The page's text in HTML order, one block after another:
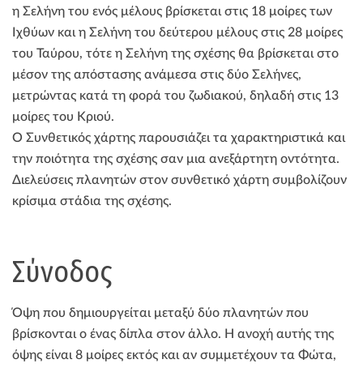
η Σελήνη του ενός μέλους βρίσκεται στις 18 μοίρες των
Ιχθύων και η Σελήνη του δεύτερου μέλους στις 28 μοίρες
του Ταύρου, τότε η Σελήνη της σχέσης θα βρίσκεται στο
μέσον της απόστασης ανάμεσα στις δύο Σελήνες,
μετρώντας κατά τη φορά του ζωδιακού, δηλαδή στις 13
μοίρες του Κριού.
Ο Συνθετικός χάρτης παρουσιάζει τα χαρακτηριστικά και
την ποιότητα της σχέσης σαν μια ανεξάρτητη οντότητα.
Διελεύσεις πλανητών στον συνθετικό χάρτη συμβολίζουν
κρίσιμα στάδια της σχέσης.
Σύνοδος
Όψη που δημιουργείται μεταξύ δύο πλανητών που
βρίσκονται ο ένας δίπλα στον άλλο. Η ανοχή αυτής της
όψης είναι 8 μοίρες εκτός και αν συμμετέχουν τα Φώτα,